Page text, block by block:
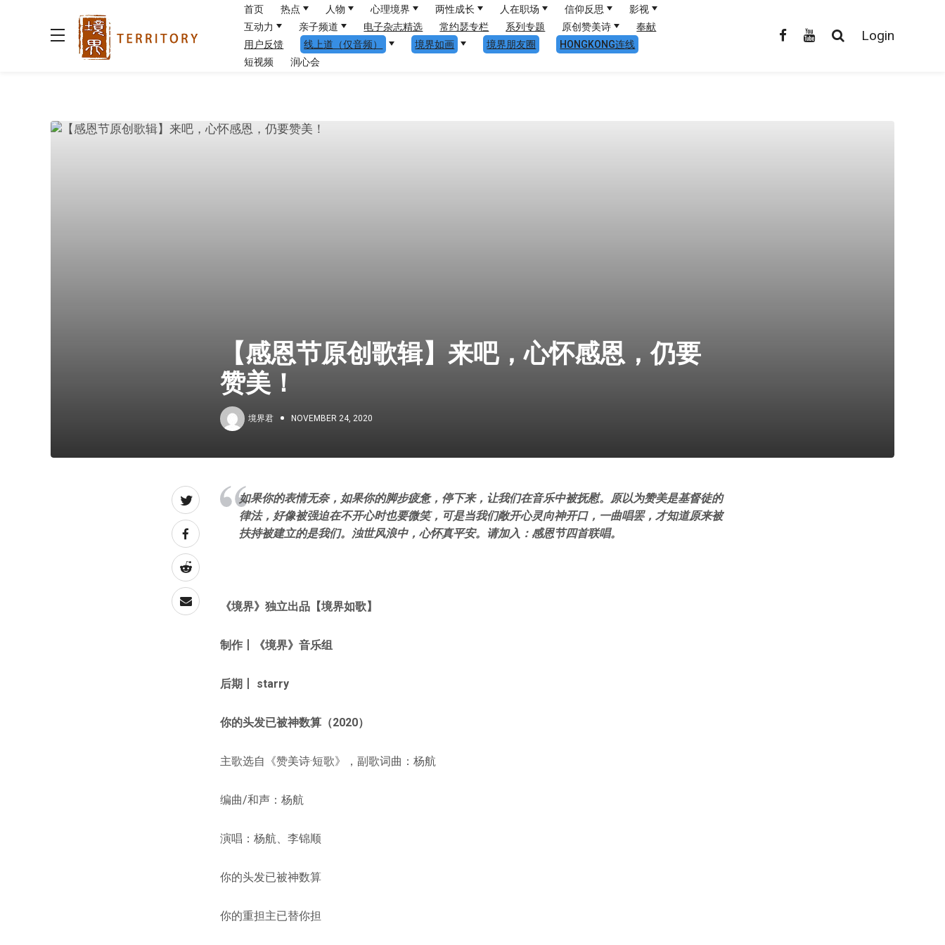
首页 热点 人物 心理境界 两性成长 人在职场 信仰反思
影视
互动力
亲子频道 电子杂志精选 常约瑟专栏 系列专题 原创赞美诗
奉献
用户反馈
线上道（仅音频） 境界如画 境界朋友圈
HONGKONG连线
短视频
润心会
Login
【感恩节原创歌辑】来吧，心怀感恩，仍要
赞美！
境界君 NOVEMBER 24, 2020
如果你的表情无奈，如果你的脚步疲惫，停下来，让我们在音乐中被抚慰。原以为赞美是基督徒的
律法，好像被强迫在不开心时也要微笑，可是当我们敞开心灵向神开口，一曲唱罢，才知道原来被
扶持被建立的是我们。浊世风浪中，心怀真平安。请加入：感恩节四首联唱。
《境界》独立出品【境界如歌】
制作丨 《境界》音乐组
后期丨 starry
你的头发已被神数算（2020）
主歌选自《赞美诗·短歌》，副歌词曲：杨航
编曲/和声：杨航
演唱：杨航、李锦顺
你的头发已被神数算
你的重担主已替你担